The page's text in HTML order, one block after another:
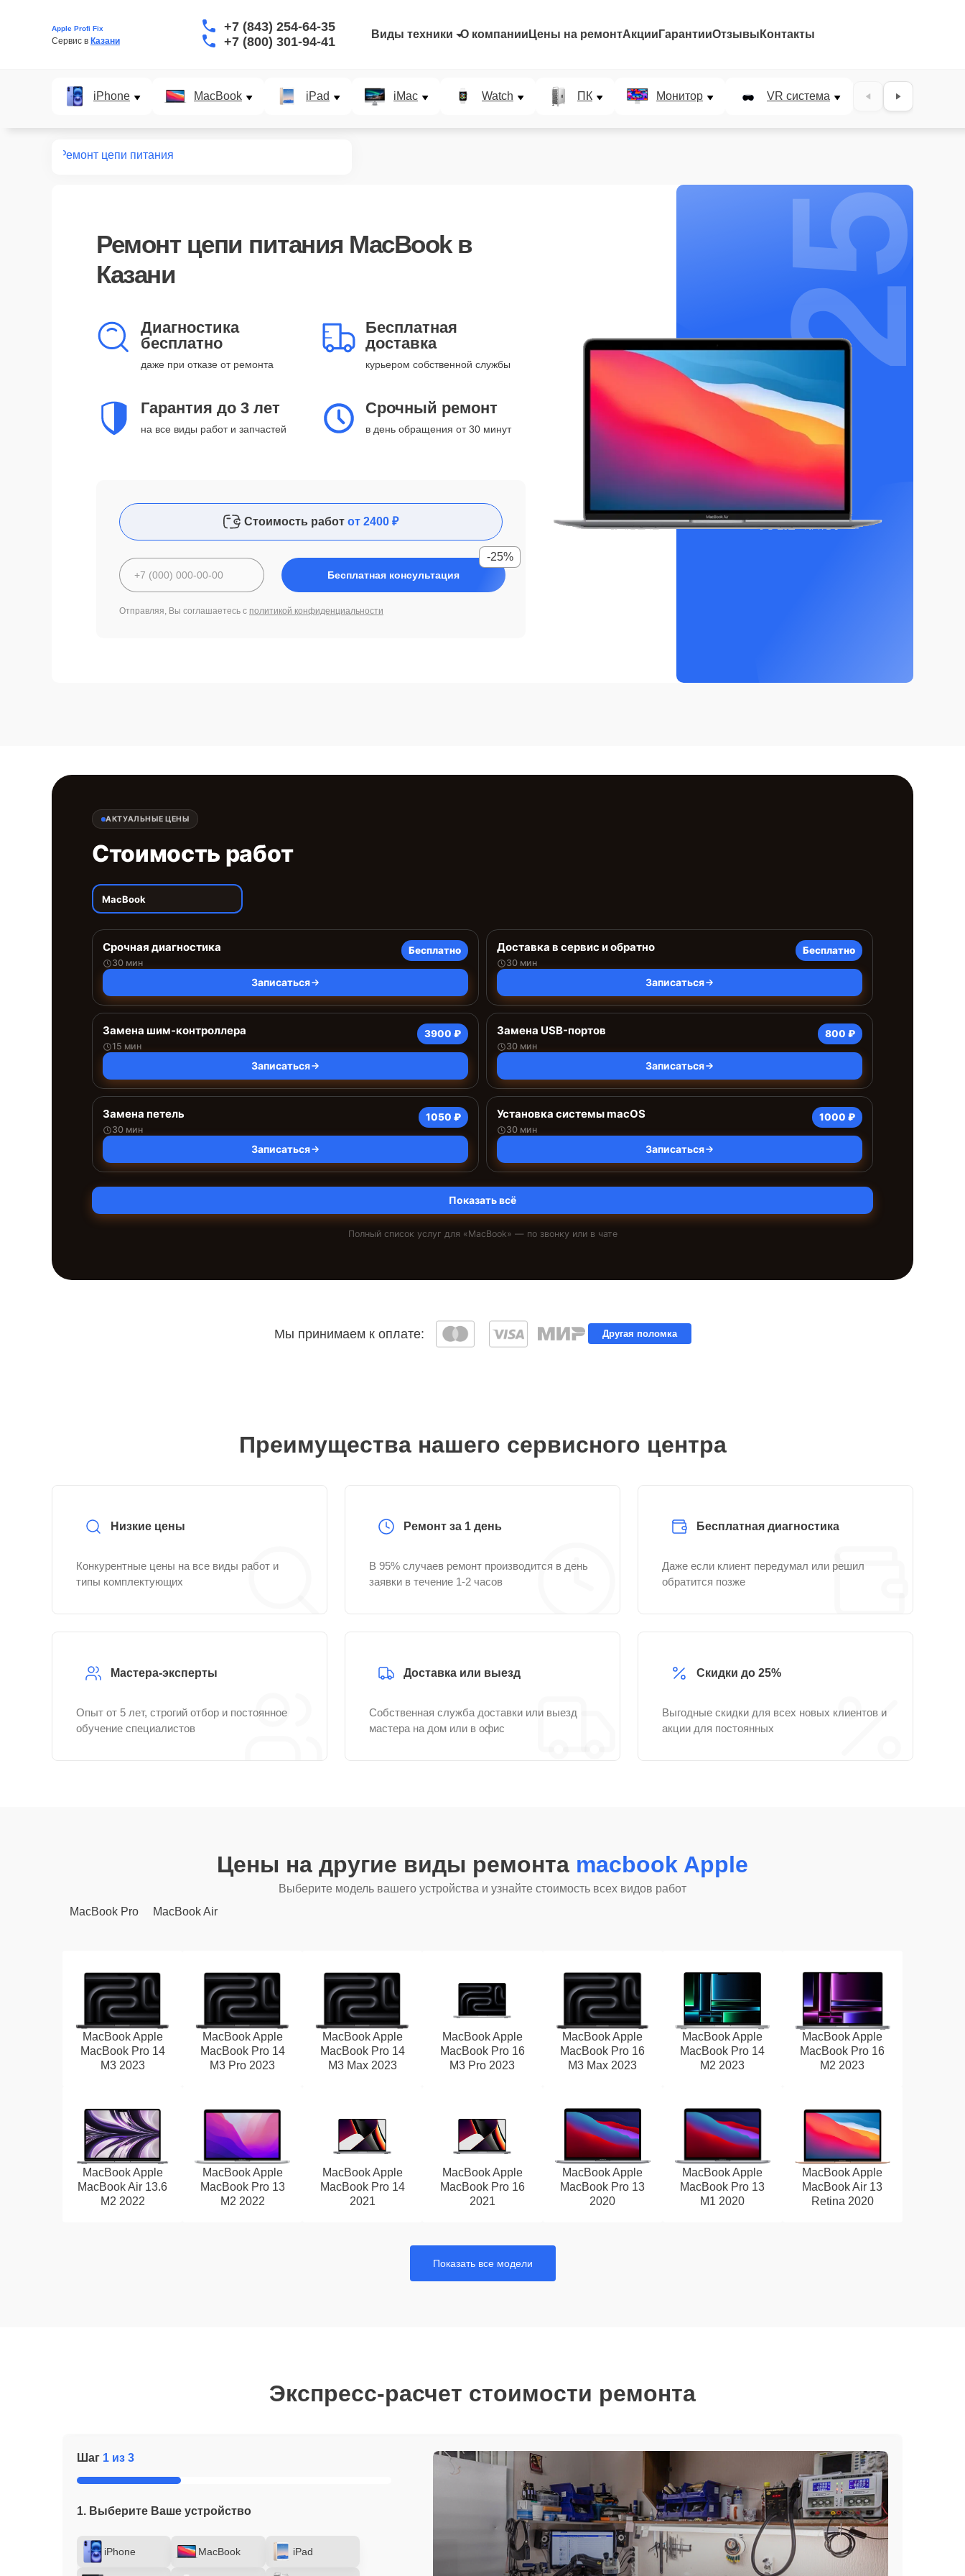
Apple Profi Fix
Сервис в Казани
+7 (843) 254-64-35
+7 (800) 301-94-41
Виды техники О компании Цены на ремонтАкции ГарантииОтзывы Контакты
iPhone MacBook iPad iMac Watch ПК Монитор VR система Наушники
Ремонт цепи питания
Ремонт цепи питания MacBook в
Казани
Диагностика
бесплатно
даже при отказе от ремонта
Бесплатная
доставка
курьером собственной службы
Гарантия до 3 лет
на все виды работ и запчастей
Срочный ремонт
в день обращения от 30 минут
Стоимость работ от 2400 ₽
Бесплатная консультация
-25%
Отправляя, Вы соглашаетесь с политикой конфиденциальности
25%
АКТУАЛЬНЫЕ ЦЕНЫ
Стоимость работ
MacBook
Срочная диагностика
30 мин
Бесплатно
Записаться
Доставка в сервис и обратно
30 мин
Бесплатно
Записаться
Замена шим-контроллера
15 мин
3900 ₽
Записаться
Замена USB-портов
30 мин
800 ₽
Записаться
Замена петель
30 мин
1050 ₽
Записаться
Установка системы macOS
30 мин
1000 ₽
Записаться
Показать всё
Полный список услуг для «MacBook» — по звонку или в чате
Мы принимаем к оплате: Другая поломка
Преимущества нашего сервисного центра
Низкие цены
Конкурентные цены на все виды работ и
типы комплектующих
Ремонт за 1 день
В 95% случаев ремонт производится в день
заявки в течение 1-2 часов
Бесплатная диагностика
Даже если клиент передумал или решил
обратится позже
Мастера-эксперты
Опыт от 5 лет, строгий отбор и постоянное
обучение специалистов
Доставка или выезд
Собственная служба доставки или выезд
мастера на дом или в офис
Скидки до 25%
Выгодные скидки для всех новых клиентов и
акции для постоянных
Цены на другие виды ремонта macbook Apple
Выберите модель вашего устройства и узнайте стоимость всех видов работ
MacBook Pro
MacBook Air
MacBook Apple
MacBook Pro 14
M3 2023
MacBook Apple
MacBook Pro 14
M3 Pro 2023
MacBook Apple
MacBook Pro 14
M3 Max 2023
MacBook Apple
MacBook Pro 16
M3 Pro 2023
MacBook Apple
MacBook Pro 16
M3 Max 2023
MacBook Apple
MacBook Pro 14
M2 2023
MacBook Apple
MacBook Pro 16
M2 2023
MacBook Apple
MacBook Air 13.6
M2 2022
MacBook Apple
MacBook Pro 13
M2 2022
MacBook Apple
MacBook Pro 14
2021
MacBook Apple
MacBook Pro 16
2021
MacBook Apple
MacBook Pro 13
2020
MacBook Apple
MacBook Pro 13
M1 2020
MacBook Apple
MacBook Air 13
Retina 2020
Показать все модели
Экспресс-расчет стоимости ремонта
Шаг 1 из 3
1. Выберите Ваше устройство
iPhone MacBook iPad